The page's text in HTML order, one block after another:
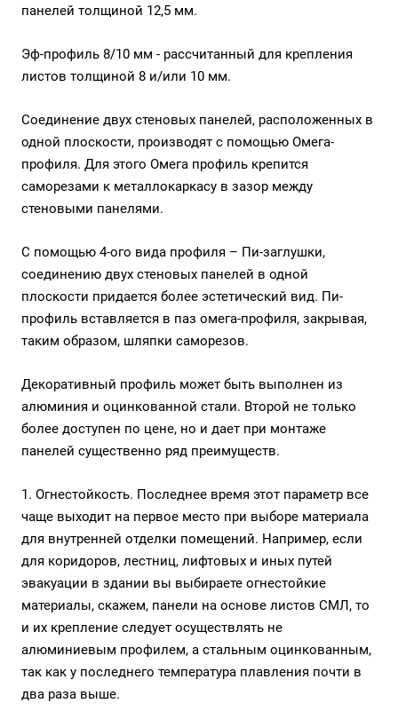
панелей толщиной 12,5 мм.
Эф-профиль 8/10 мм - рассчитанный для крепления
листов толщиной 8 и/или 10 мм.
Соединение двух стеновых панелей, расположенных в
одной плоскости, производят с помощью Омега-
профиля. Для этого Омега профиль крепится
саморезами к металлокаркасу в зазор между
стеновыми панелями.
С помощью 4-ого вида профиля – Пи-заглушки,
соединению двух стеновых панелей в одной
плоскости придается более эстетический вид. Пи-
профиль вставляется в паз омега-профиля, закрывая,
таким образом, шляпки саморезов.
Декоративный профиль может быть выполнен из
алюминия и оцинкованной стали. Второй не только
более доступен по цене, но и дает при монтаже
панелей существенно ряд преимуществ.
1. Огнестойкость. Последнее время этот параметр все
чаще выходит на первое место при выборе материала
для внутренней отделки помещений. Например, если
для коридоров, лестниц, лифтовых и иных путей
эвакуации в здании вы выбираете огнестойкие
материалы, скажем, панели на основе листов СМЛ, то
и их крепление следует осуществлять не
алюминиевым профилем, а стальным оцинкованным,
так как у последнего температура плавления почти в
два раза выше.